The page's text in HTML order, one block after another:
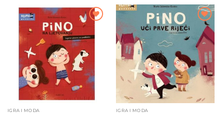
Dodajte
na listu
želja
IGRA I MODA
Dodajte
na listu
želja
IGRA I MODA